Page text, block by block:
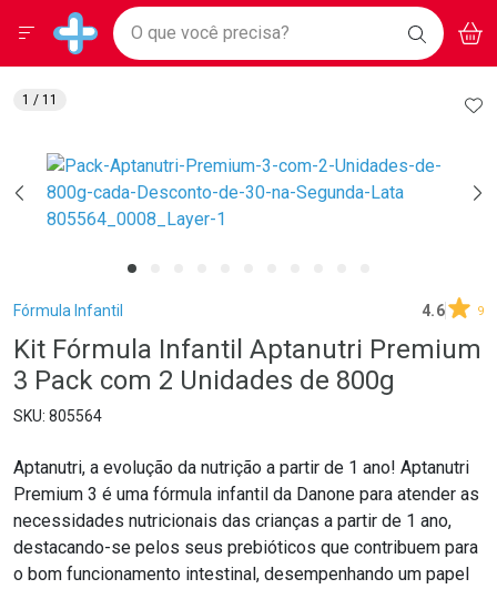
Drogarias Pacheco
Baixe nosso APP e aproveite Ofertas Exclusivas!
BAIXE
O APP
Ir direto para a home
pela página
Ir direto para o conteúdo
Ir direto para a busca
Ir direto para a conta
Ir direto para a notificações
Ir direto para o carrinho
Ir direto para o menu
Faça a sua busca
O que você precisa? BUSCAR
Menu
Breadcrumb
Fórmula Infantil 4.6 9
Kit Fórmula Infantil Aptanutri Premium
3 Pack com 2 Unidades de 800g
805564
Aptanutri, a evolução da nutrição a partir de 1 ano! Aptanutri
Premium 3 é uma fórmula infantil da Danone para atender as
necessidades nutricionais das crianças a partir de 1 ano,
destacando-se pelos seus prebióticos que contribuem para
o bom funcionamento intestinal, desempenhando um papel
1 / 11